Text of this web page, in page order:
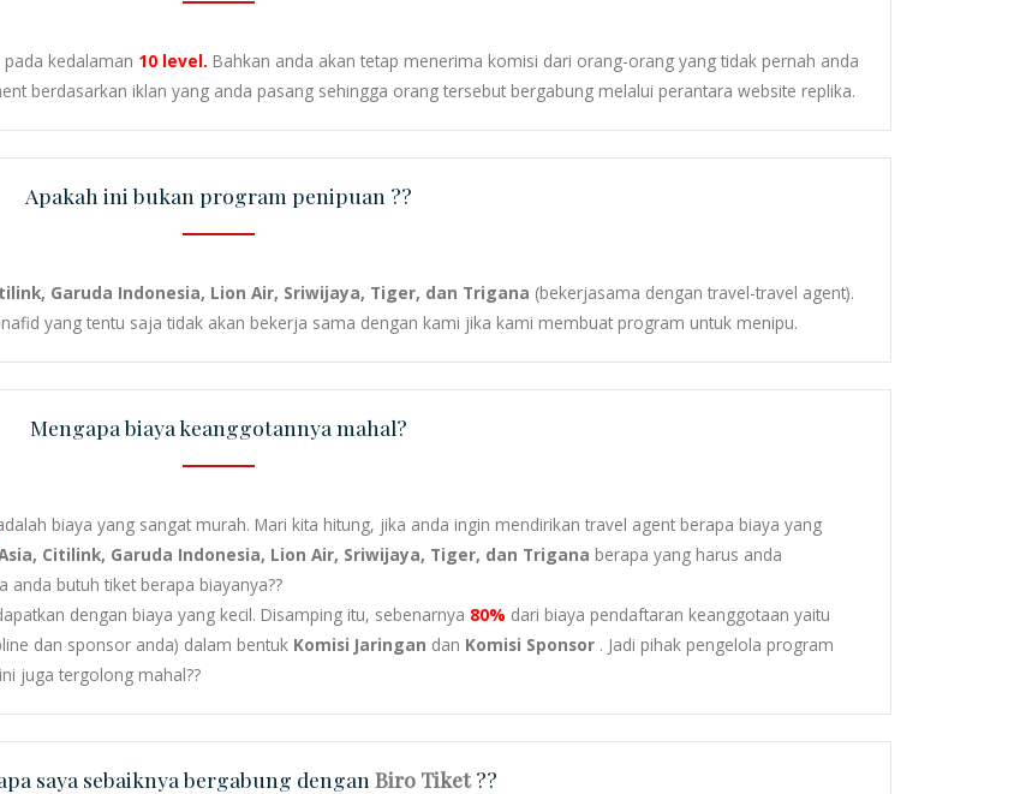
kedalaman 10 level. Bahkan anda akan tetap menerima komisi dari orang-orang yang tidak pernah anda
berdasarkan iklan yang anda pasang sehingga orang tersebut bergabung melalui perantara website replika.
Apakah ini bukan program penipuan ??
Garuda Indonesia, Lion Air, Sriwijaya, Tiger, dan Trigana (bekerjasama dengan travel-travel agent).
yang tentu saja tidak akan bekerja sama dengan kami jika kami membuat program untuk menipu.
Mengapa biaya keanggotannya mahal?
biaya yang sangat murah. Mari kita hitung, jika anda ingin mendirikan travel agent berapa biaya yang
Citilink, Garuda Indonesia, Lion Air, Sriwijaya, Tiger, dan Trigana berapa yang harus anda
anda butuh tiket berapa biayanya??
dengan biaya yang kecil. Disamping itu, sebenarnya 80% dari biaya pendaftaran keanggotaan yaitu
dan sponsor anda) dalam bentuk Komisi Jaringan dan Komisi Sponsor . Jadi pihak pengelola program
juga tergolong mahal??
saya sebaiknya bergabung dengan Biro Tiket??